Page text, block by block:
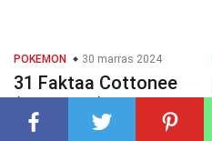
POKEMON 30 marras 2024
31 Faktaa Cottonee
(Pokémon)